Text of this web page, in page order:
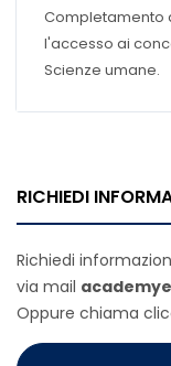
Completamento
l'accesso ai
Scienze umane.
RICHIEDI
Richiedi
via mail
Oppure chiama